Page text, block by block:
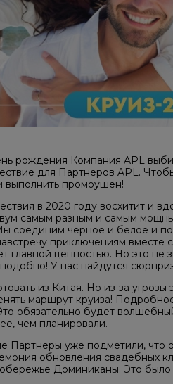
рождения Компания APL
для Партнеров APL.
выполнить промоушен!
в 2020 году восхитит и
самым разным и самым
соединим черное и белое и
приключениям
главной ценностью. Но это не
У нас найдутся
из Китая. Но из-за
маршрут круиза!
обязательно будет
чем планировали.
Партнеры уже подметили, что
обновления свадебных
Доминиканы. Это было